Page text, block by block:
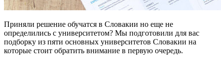
Приняли решение обучатся в Словакии но еще не
определились с университетом? Мы подготовили для вас
подборку из пяти основных университетов Словакии на
которые стоит обратить внимание в первую очередь.